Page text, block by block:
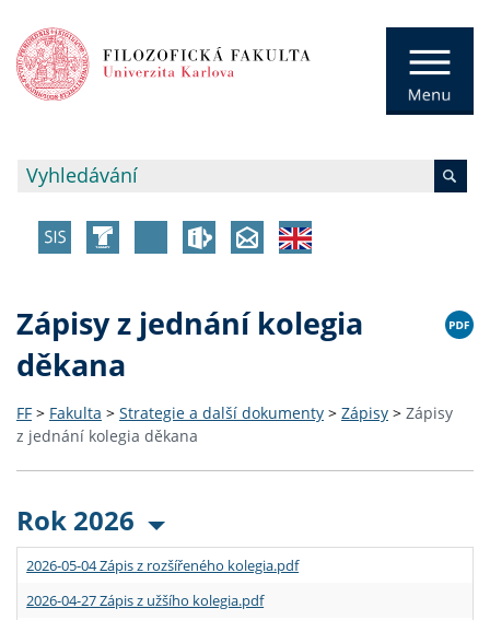
Zápisy z jednání kolegia
děkana
FF > Fakulta > Strategie a další dokumenty > Zápisy > Zápisy
z jednání kolegia děkana
Rok 2026
2026-05-04 Zápis z rozšířeného kolegia.pdf
2026-04-27 Zápis z užšího kolegia.pdf